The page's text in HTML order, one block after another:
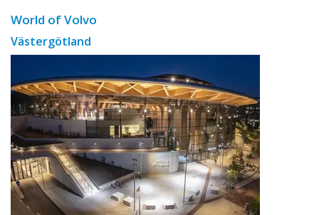
World of Volvo
Västergötland